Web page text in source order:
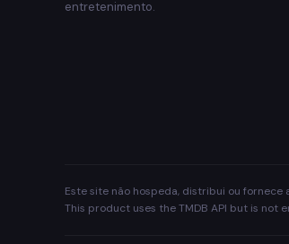
entretenimento.
Este site não hospeda, distribui ou
This product uses the TMDB API but is not